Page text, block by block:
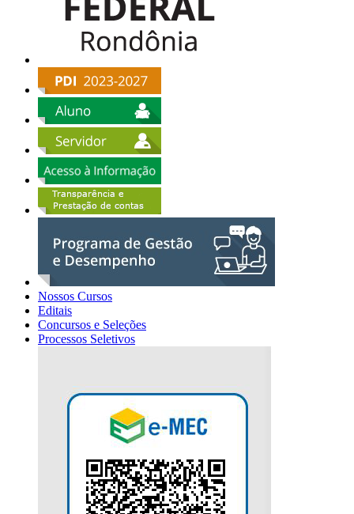
Nossos Cursos
Editais
Concursos e Seleções
Processos Seletivos